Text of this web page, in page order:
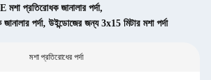
মশা প্রতিরোধক জানালার পর্দা,
পর্দা, উইন্ডোজের জন্য 3x15 মিটার মশা পর্দা
মশা প্রতিরোধের পর্দা